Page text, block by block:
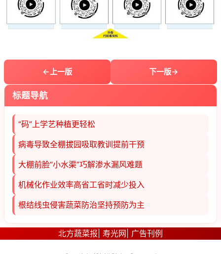
上一版 下一版
标题导航
“码”上学艺种植更轻松
病毒导致全棚拔园吸取教训提前干预
大棚前脸“小水渠”巧解渗水漏风难题
机械化作业效率高省工省时减少投入
根结线虫侵害蔬菜防治坚持预防为主
北方蔬菜报 寿光网 广告刊例